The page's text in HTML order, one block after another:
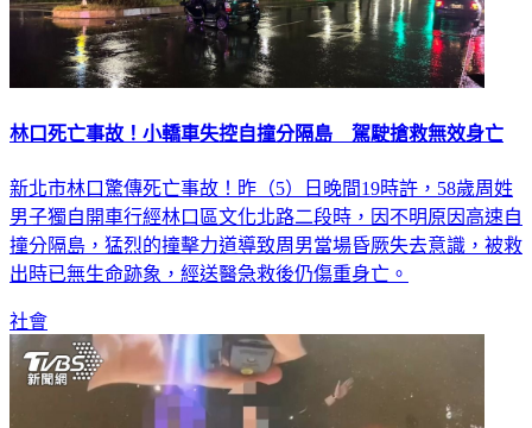
林口死亡事故！小轎車失控自撞分隔島 駕駛搶救無效身亡
新北市林口驚傳死亡事故！昨（5）日晚間19時許，58歲周姓
男子獨自開車行經林口區文化北路二段時，因不明原因高速自
撞分隔島，猛烈的撞擊力道導致周男當場昏厥失去意識，被救
出時已無生命跡象，經送醫急救後仍傷重身亡。
社會